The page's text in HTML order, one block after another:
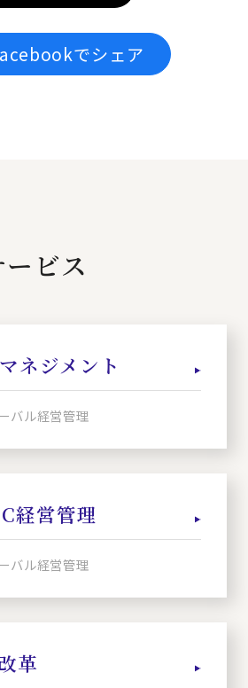
でシェア
ビス
ネジメント
バル経営管理
経営管理
バル経営管理
革